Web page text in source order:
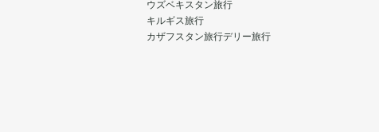
ウズベキスタン旅行
キルギス旅行
カザフスタン旅行デリー旅行